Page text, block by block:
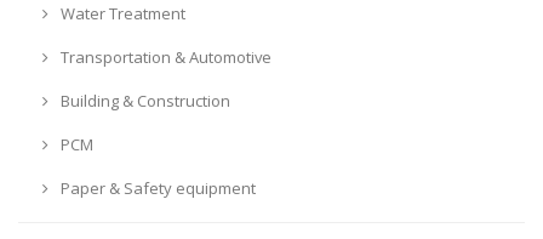
Water Treatment
Transportation & Automotive
Building & Construction
PCM
Paper & Safety equipment